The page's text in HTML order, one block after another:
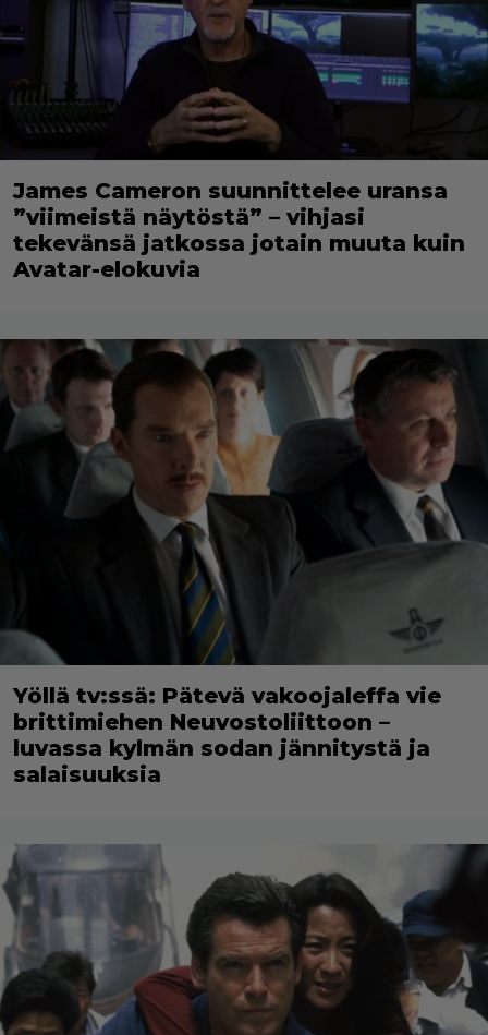
James Cameron suunnittelee uransa
”viimeistä näytöstä” – vihjasi
tekevänsä jatkossa jotain muuta kuin
Avatar-elokuvia
Yöllä tv:ssä: Pätevä vakoojaleffa vie
brittimiehen Neuvostoliittoon –
luvassa kylmän sodan jännitystä ja
salaisuuksia